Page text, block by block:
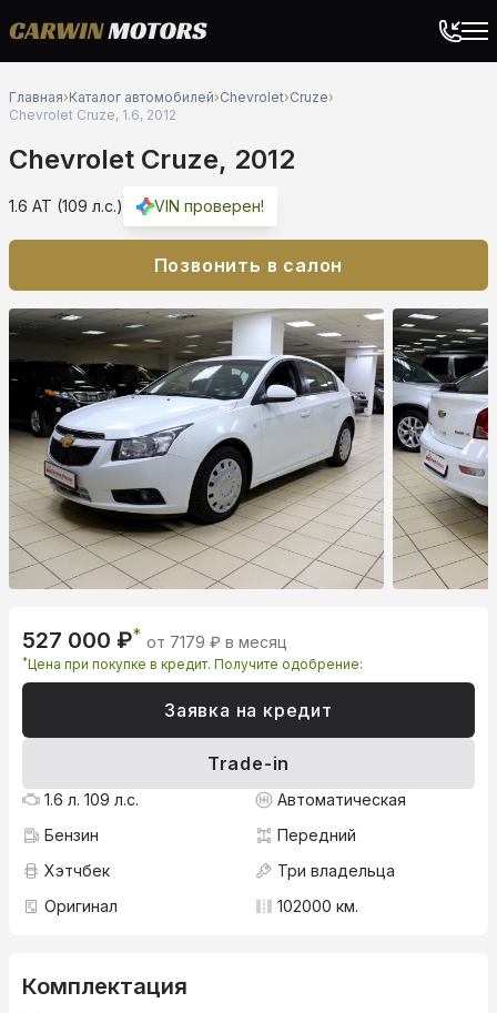
Главная›Каталог автомобилей›Chevrolet›Cruze›
Chevrolet Cruze, 1.6, 2012
Chevrolet Cruze, 2012
1.6 AT (109 л.с.) VIN проверен!
Позвонить в салон
527 000 ₽* от 7179 ₽ в месяц
*Цена при покупке в кредит. Получите одобрение:
Заявка на кредит
Trade-in
1.6 л. 109 л.с.
Автоматическая
Бензин
Передний
Хэтчбек
Три владельца
Оригинал
102000 км.
Комплектация